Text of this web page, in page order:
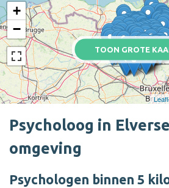
TOON GROTE
+
−
Psycholoog in
omgeving
Psychologen binnen 5